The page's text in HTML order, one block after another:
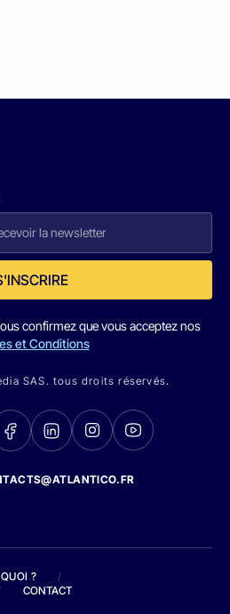
confirmez que vous acceptez nos
et Conditions
SAS. tous droits réservés.
?
/
CONTACT